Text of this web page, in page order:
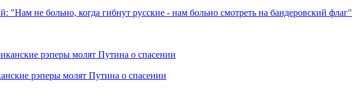
не больно, когда гибнут русские - нам больно смотреть на бандеровский флаг"
рэперы молят Путина о спасении